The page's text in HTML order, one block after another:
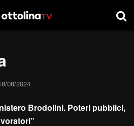
08/2024
Brodolini. Poteri pubblici,